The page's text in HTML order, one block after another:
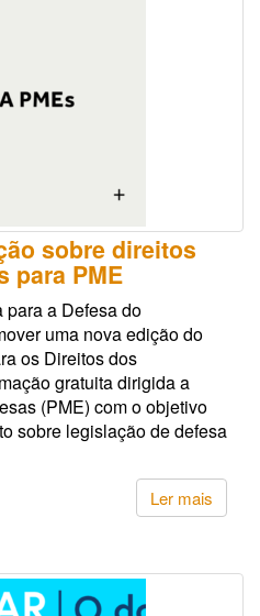
sobre direitos
para PME
a Defesa do
uma nova edição do
os Direitos dos
gratuita dirigida a
(PME) com o objetivo
sobre legislação de defesa
Ler mais